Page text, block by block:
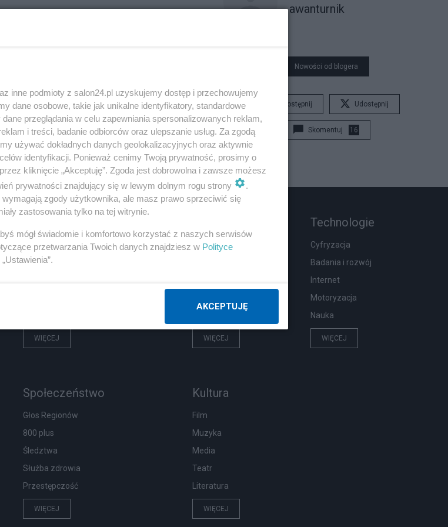
awanturnik
Nowości od blogera
Udostępnij Udostępnij
Skomentuj 16
Biznes
Pieniądze
WIĘCEJ
Zdrowie
WIĘCEJ
Technologie
Cyfryzacja
Badania i rozwój
Internet
Motoryzacja
Nauka
WIĘCEJ
Społeczeństwo
Głos Regionów
800 plus
Śledztwa
Służba zdrowia
Przestępczość
WIĘCEJ
Kultura
Film
Muzyka
Media
Teatr
Literatura
WIĘCEJ
inne podmioty z salon24.pl uzyskujemy dostęp i przechowujemy
dane osobowe, takie jak unikalne identyfikatory, standardowe
przeglądania w celu zapewniania spersonalizowanych reklam,
i treści, badanie odbiorców oraz ulepszanie usług. Za zgodą
używać dokładnych danych geolokalizacyjnych oraz aktywnie
identyfikacji. Ponieważ cenimy Twoją prywatność, prosimy o
kliknięcie „Akceptuję”. Zgoda jest dobrowolna i zawsze możesz
prywatności znajdujący się w lewym dolnym rogu strony
.
zgody użytkownika, ale masz prawo sprzeciwić się
zastosowania tylko na tej witrynie.
mógł świadomie i komfortowo korzystać z naszych serwisów
przetwarzania Twoich danych znajdziesz w Polityce
AKCEPTUJĘ